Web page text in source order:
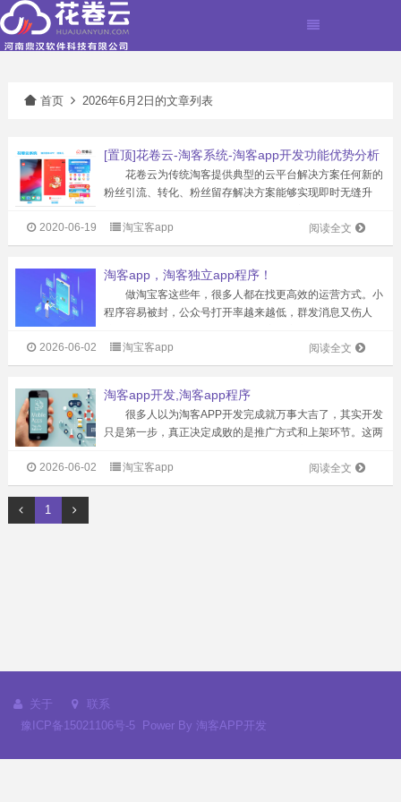
首页 2026年6月2日的文章列表
[置顶]花卷云-淘客系统-淘客app开发功能优势分析
花卷云为传统淘客提供典型的云平台解决方案任何新的
粉丝引流、转化、粉丝留存解决方案能够实现即时无缝升
家，注册粉丝2000万。淘客APP产品市场占有率超50%，
累计为站长创造佣金超2亿...
阅读全文
2020-06-19 淘宝客app
淘客app，淘客独立app程序！
做淘宝客这些年，很多人都在找更高效的运营方式。小
程序容易被封，公众号打开率越来越低，群发消息又伤人
稳、最省心的选择。 产品自动采集，告别手动发布
传统淘客最头疼的就是选品和发布商...
阅读全文
2026-06-02 淘宝客app
淘客app开发,淘客app程序
很多人以为淘客APP开发完成就万事大吉了，其实开发
只是第一步，真正决定成败的是推广方式和上架环节。这两
人 目前大多数淘宝客推广首选群发模式，通过朋友圈、
微信群、QQ群等渠道进行全网广...
阅读全文
2026-06-02 淘宝客app
1
关于
联系
豫ICP备15021106号-5
Power By 淘客APP开发